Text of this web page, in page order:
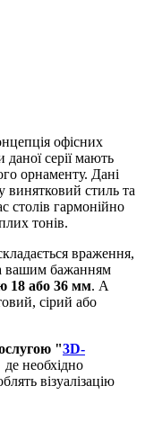
офісних
серії мають
орнаменту. Дані
винятковий стиль та
столів гармонійно
тонів.
враження,
вашим бажанням
18 або 36 мм. А
сірий або
"3D-
необхідно
візуалізацію